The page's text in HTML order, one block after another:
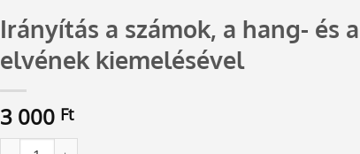
Irányítás a számok, a hang- és
elvének kiemelésével
3 000 Ft
Irányítás a számok, a hang- és a színformák szerveződési
Alternative: